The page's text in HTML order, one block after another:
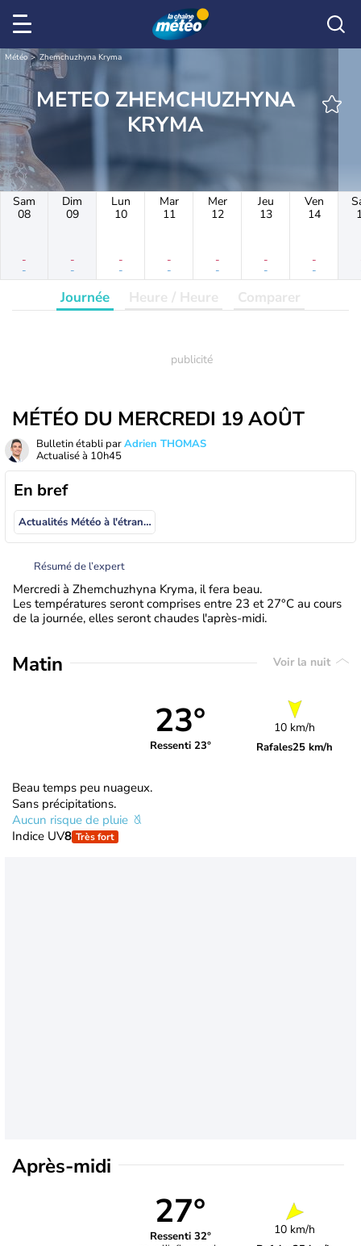
Météo Zhemchuzhyna Kryma
METEO ZHEMCHUZHYNA
KRYMA
Sam
08
-
-
Dim
09
-
-
Lun
10
-
-
Mar
11
-
-
Mer
12
-
-
Jeu
13
-
-
Ven
14
-
-
Journée Heure / Heure Comparer
MÉTÉO DU MERCREDI 19 AOÛT
Bulletin établi parAdrien THOMAS
Actualisé à 10h45
En bref
Actualités Météo à l'étranger
Résumé de l’expert
Mercredi à Zhemchuzhyna Kryma, il fera beau.
Les températures seront comprises entre 23 et 27°C au cours
de la journée, elles seront chaudes l'après-midi.
Matin Voir la nuit
23°
Ressenti 23°
10 km/h
Rafales25 km/h
Beau temps peu nuageux.
Sans précipitations.
Aucun risque de pluie
Indice UV8 Très fort
Après-midi
27°
Ressenti 32° 10 km/h